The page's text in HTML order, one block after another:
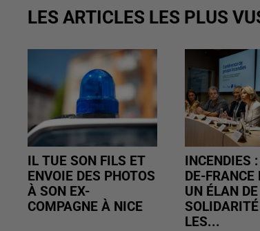
LES ARTICLES LES PLUS
IL TUE SON FILS ET
ENVOIE DES PHOTOS
À SON EX-
COMPAGNE À NICE
INCENDIES
DE-FRANCE
UN ÉLAN DE
LES...